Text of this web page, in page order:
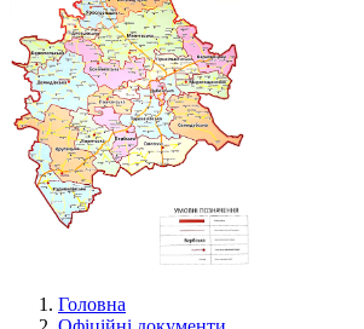
Головна